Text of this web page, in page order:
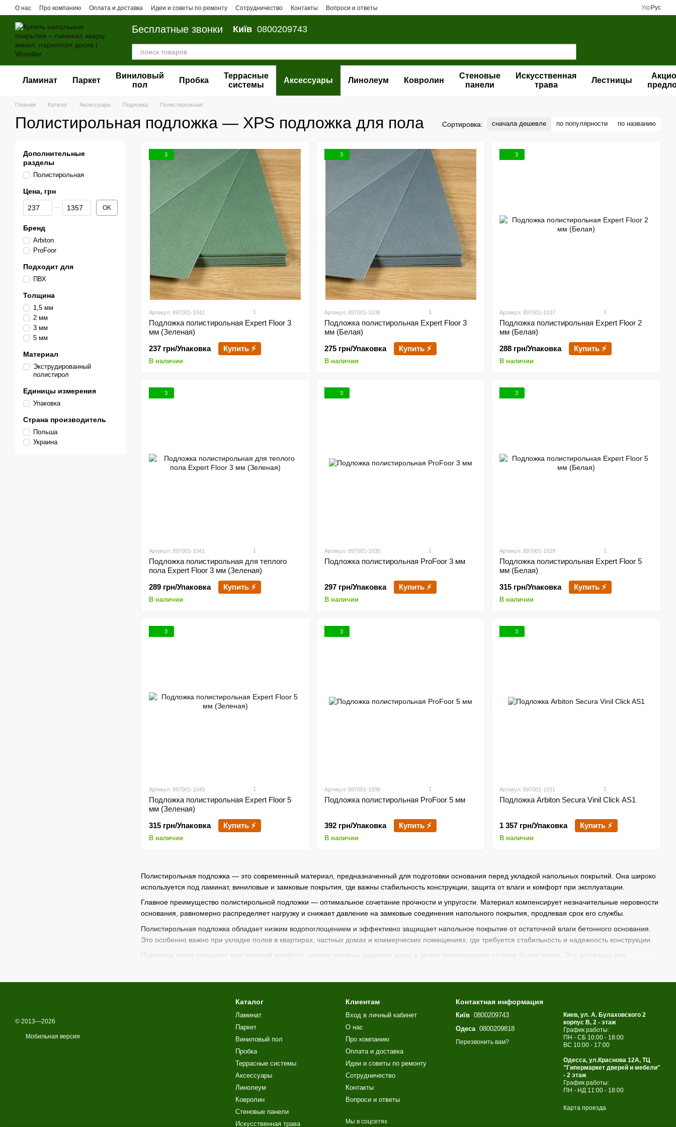
Перейти к основному контенту
О нас Про компанию Оплата и доставка Идеи и советы по ремонту Сотрудничество Контакты Вопроси и ответы Укр Рус
Бесплатные звонки Київ 0800209743
Ламинат Паркет
Виниловый
пол
Пробка
Террасные
системы
Аксессуары Линолеум Ковролин
Стеновые
панели
Искусственная
трава
Лестницы
Главная Каталог Аксессуары Подложка Полистирольная
Полистирольная подложка — XPS подложка для пола Сортировка: сначала дешевле по популярности по названию
Полистирольная подложка — это современный материал, предназначенный для подготовки основания перед укладкой напольных покрытий. Она широко
используется под ламинат, виниловые и замковые покрытия, где важны стабильность конструкции, защита от влаги и комфорт при эксплуатации.
Главное преимущество полистирольной подложки — оптимальное сочетание прочности и упругости. Материал компенсирует незначительные неровности
основания, равномерно распределяет нагрузку и снижает давление на замковые соединения напольного покрытия, продлевая срок его службы.
Полистирольная подложка обладает низким водопоглощением и эффективно защищает напольное покрытие от остаточной влаги бетонного основания.
Это особенно важно при укладке полов в квартирах, частных домах и коммерческих помещениях, где требуется стабильность и надежность конструкции.
Подложка также улучшает акустический комфорт, снижая уровень ударного шума и делая перемещение по полу более тихим. Это актуально для
Материал устойчив к температурным перепадам, не деформируется под нагрузкой и сохраняет свои свойства на протяжении всего срока эксплуатации.
, что подтверждает ее безопасность, экологичность и
соответствие европейским нормам. Подложка подходит как для бытового, так и для профессионального применения.
Полистирольная подложка — это надежное решение для тех, кто ценит долговечность, комфорт и стабильность напольного покрытия.
3
Артикул: 897001-1042 1
Подложка полистирольная Expert Floor 3
мм (Зеленая)
237 грн/Упаковка
Купить ⚡
В наличии
3
Артикул: 897001-1038 1
Подложка полистирольная Expert Floor 3
мм (Белая)
275 грн/Упаковка
Купить ⚡
В наличии
3
Артикул: 897001-1037 1
Подложка полистирольная Expert Floor 2
мм (Белая)
288 грн/Упаковка
Купить ⚡
В наличии
3
Артикул: 897001-1041 1
Подложка полистирольная для теплого
пола Expert Floor 3 мм (Зеленая)
289 грн/Упаковка
Купить ⚡
В наличии
3
Артикул: 897001-1035 1
Подложка полистирольная ProFoor 3 мм
297 грн/Упаковка Купить ⚡
В наличии
3
Артикул: 897001-1039 1
Подложка полистирольная Expert Floor 5
мм (Белая)
315 грн/Упаковка
Купить ⚡
В наличии
3
Артикул: 897001-1043 1
Подложка полистирольная Expert Floor 5
мм (Зеленая)
315 грн/Упаковка
Купить ⚡
В наличии
3
Артикул: 897001-1036 1
Подложка полистирольная ProFoor 5 мм
392 грн/Упаковка Купить ⚡
В наличии
3
Артикул: 897001-1031 1
Подложка Arbiton Secura Vinil Click AS1
1 357 грн/Упаковка Купить ⚡
В наличии
Дополнительные
разделы
Полистирольная
Цена, грн
От Цена, грн
До Цена, грн OK
Бренд
Arbiton
ProFoor
Подходит для
ПВХ
Толщина
1,5 мм
2 мм
3 мм
5 мм
Материал
Экструдированный
полистирол
Единицы измерения
Упаковка
Страна производитель
Польша
Украина
© 2013—2026
Мобильная версия
Каталог
Ламинат
Паркет
Виниловый пол
Пробка
Террасные системы
Аксессуары
Линолеум
Ковролин
Стеновые панели
Искусственная трава
Клиентам
Вход в личный кабинет
О нас
Про компанию
Оплата и доставка
Идеи и советы по ремонту
Сотрудничество
Контакты
Вопроси и ответы
Мы в соцсетях
Контактная информация
Київ 0800209743
Одеса0800209818
Перезвонить вам?
Киев, ул. А. Булаховского 2
корпус B, 2 - этаж
График работы:
ПН - СБ 10:00 - 18:00
ВС 10:00 - 17:00
Одесса, ул.Краснова 12А, ТЦ
"Гипермаркет дверей и мебели"
- 2 этаж
График работы:
ПН - НД 11:00 - 18:00
Карта проезда